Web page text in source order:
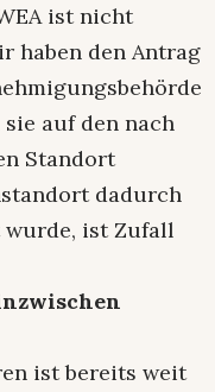
ist nicht
haben den Antrag
auf den nach
Standort
dadurch
wurde, ist Zufall
ist bereits weit